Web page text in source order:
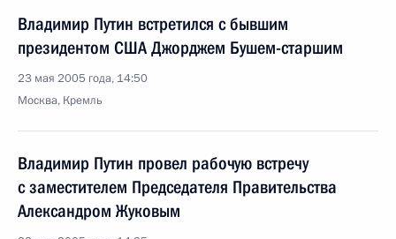
Владимир Путин встретился с бывшим
президентом США Джорджем Бушем-старшим
23 мая 2005 года, 14:50
Москва, Кремль
Владимир Путин провел рабочую встречу
с заместителем Председателя Правительства
Александром Жуковым